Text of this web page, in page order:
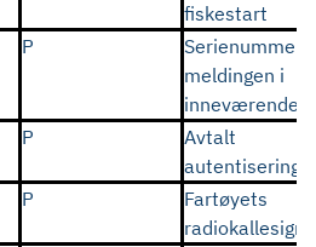
fiskestart
P
Serienummer
meldingen i
inneværende
P
Avtalt
P
Fartøyets